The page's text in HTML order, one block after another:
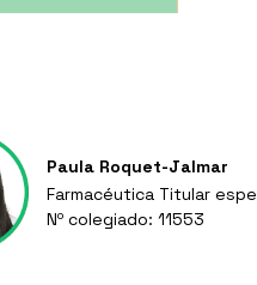
Paula Roquet-Jalmar
Farmacéutica Titular
Nº colegiado: 11553